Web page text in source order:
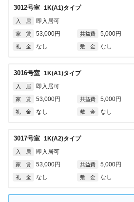
3012号室 1K(A1)タイプ
入 居 即入居可
家 賃 53,000円 共益費 5,000円
礼 金 なし 敷 金 なし
3016号室 1K(A1)タイプ
入 居 即入居可
家 賃 53,000円 共益費 5,000円
礼 金 なし 敷 金 なし
3017号室 1K(A2)タイプ
入 居 即入居可
家 賃 53,000円 共益費 5,000円
礼 金 なし 敷 金 なし